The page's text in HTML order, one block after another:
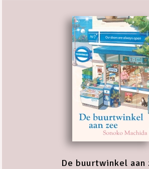
De buurtwinkel aan